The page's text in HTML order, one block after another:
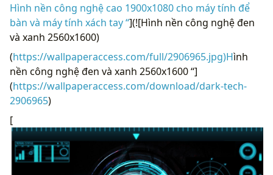
Hình nền công nghệ cao 1900x1080 cho máy tính để
bàn và máy tính xách tay “](![Hình nền công nghệ đen
và xanh 2560x1600)
(https://wallpaperaccess.com/full/2906965.jpg)Hình
nền công nghệ đen và xanh 2560x1600 “]
(https://wallpaperaccess.com/download/dark-tech-
2906965)
[